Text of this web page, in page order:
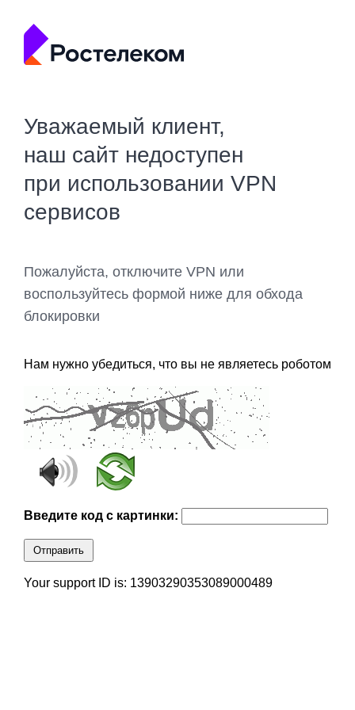
Уважаемый клиент,
наш сайт недоступен
при использовании VPN
сервисов
Пожалуйста, отключите VPN или
воспользуйтесь формой ниже для обхода
блокировки
Нам нужно убедиться, что вы не являетесь роботом
Введите код с картинки:
Отправить
Your support ID is: 13903290353089000489